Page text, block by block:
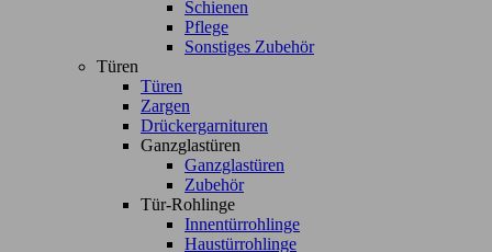
Schienen
Pflege
Sonstiges Zubehör
Türen
Türen
Zargen
Drückergarnituren
Ganzglastüren
Ganzglastüren
Zubehör
Tür-Rohlinge
Innentürrohlinge
Haustürrohlinge